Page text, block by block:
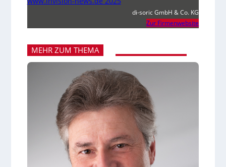
di-soric GmbH & Co. KG
Zur Firmenwebsite
MEHR ZUM THEMA